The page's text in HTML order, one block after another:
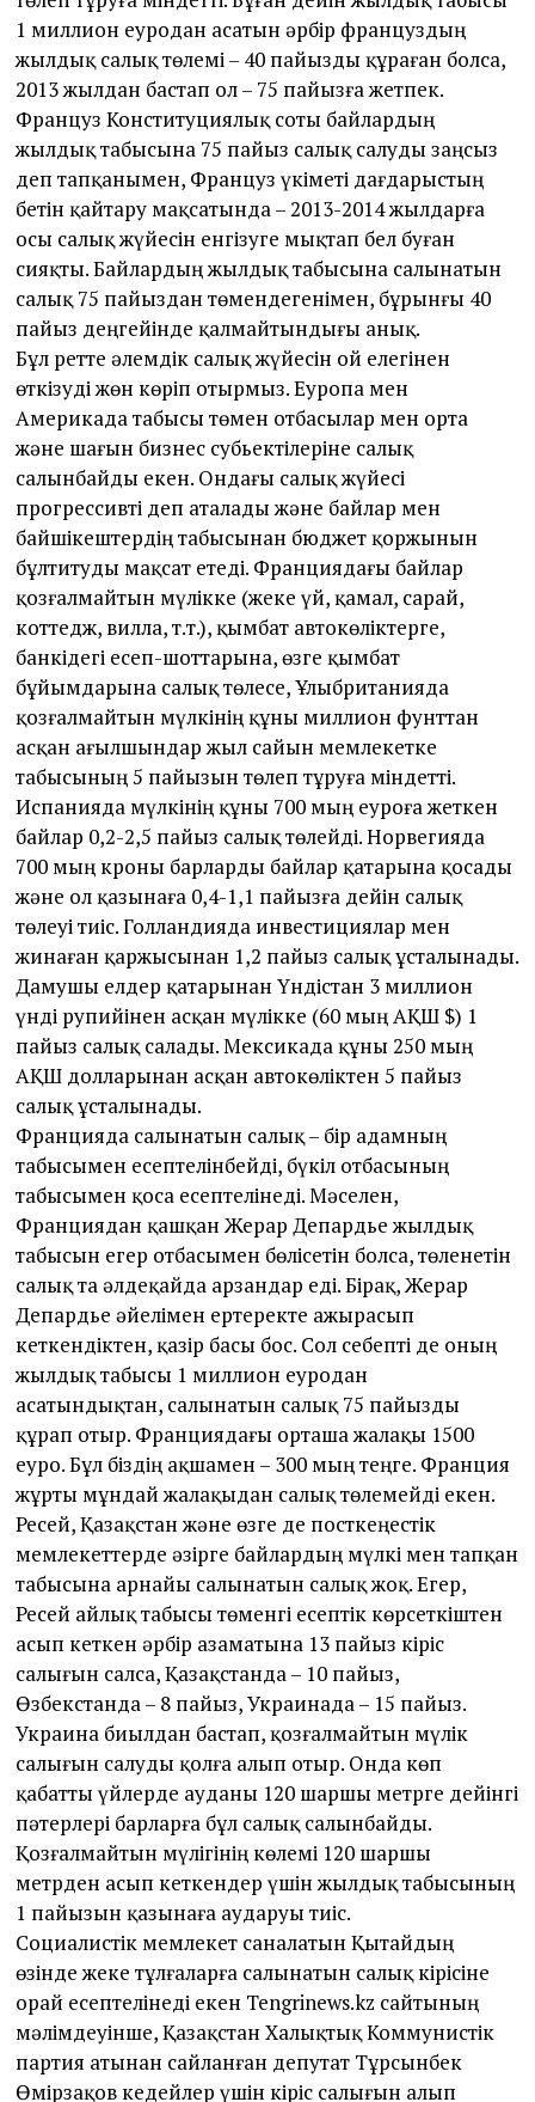
1 миллион еуродан асатын әрбір француздың
жылдық салық төлемі – 40 пайызды құраған болса,
2013 жылдан бастап ол – 75 пайызға жетпек.
Француз Конституциялық соты байлардың
жылдық табысына 75 пайыз салық салуды заңсыз
деп тапқанымен, Француз үкіметі дағдарыстың
бетін қайтару мақсатында – 2013-2014 жылдарға
осы салық жүйесін енгізуге мықтап бел буған
сияқты. Байлардың жылдық табысына салынатын
салық 75 пайыздан төмендегенімен, бұрынғы 40
па­йыз деңгейінде қалмайтындығы анық.
Бұл ретте әлемдік салық жүйесін ой елегінен
өткізуді жөн көріп отырмыз. Еуропа мен
Америкада табысы төмен отбасылар мен орта
және шағын бизнес субьектілеріне салық
салынбайды екен. Ондағы салық жүйесі
прогрессивті деп аталады және байлар мен
байшікештердің табысынан бюджет қоржынын
бұлтитуды мақсат етеді. Франциядағы байлар
қозғалмайтын мүлікке (жеке үй, қамал, сарай,
коттедж, вилла, т.т.), қымбат автокөліктерге,
банкідегі есеп-шоттарына, өзге қымбат
бұйымдарына салық төлесе, Ұлыбританияда
қозғалмайтын мүлкінің құны миллион фунттан
асқан ағылшындар жыл сайын мемлекетке
табысының 5 пайызын төлеп тұруға міндетті.
Испанияда мүлкінің құны 700 мың еуроға жеткен
байлар 0,2-2,5 пайыз салық төлейді. Норвегияда
700 мың кроны барларды байлар қатарына қосады
және ол қазынаға 0,4-1,1 пайызға дейін салық
төлеуі тиіс. Голландияда инвестиция­лар мен
жинаған қаржысынан 1,2 пайыз салық ұсталынады.
Дамушы елдер қатарынан Үндістан 3 мил­лион
үнді рупийінен асқан мүлікке (60 мың АҚШ $) 1
пайыз салық салады. Мексикада құны 250 мың
АҚШ долларынан асқан автокөліктен 5 пайыз
салық ұсталынады.
Францияда салынатын салық – бір адамның
табысымен есептелінбейді, бүкіл отбасының
табысымен қоса есептелінеді. Мәселен,
Франциядан қашқан Жерар Депардье жылдық
табысын егер отбасымен бөлісетін болса, төленетін
салық та әлдеқайда арзандар еді. Бірақ, Жерар
Депардье әйелімен ертеректе ажырасып
кеткендіктен, қазір басы бос. Сол себепті де оның
жылдық табысы 1 миллион еуродан
асатындықтан, салынатын салық 75 пайызды
құрап отыр. Франциядағы орташа жалақы 1500
еуро. Бұл біздің ақшамен – 300 мың теңге. Франция
жұрты мұндай жалақыдан салық төлемейді екен.
Ресей, Қазақстан және өзге де посткеңестік
мемлекеттерде әзірге байлардың мүлкі мен тапқан
табысына арнайы салынатын салық жоқ. Егер,
Ресей айлық табысы төменгі есептік көрсеткіштен
асып кеткен әрбір азаматына 13 пайыз кіріс
салығын салса, Қазақстанда – 10 пайыз,
Өзбекстанда – 8 пайыз, Украинада – 15 пайыз.
Украина биыл­дан бастап, қозғалмайтын мүлік
салығын салуды қолға алып отыр. Онда көп
қабатты үйлерде ауданы 120 шаршы метрге дейінгі
пәтерлері барларға бұл салық салынбайды.
Қозғалмайтын мүлігінің көлемі 120 шаршы
метрден асып кеткендер үшін жылдық табысының
1 пайызын қазынаға аударуы тиіс.
Социалистік мемлекет саналатын Қытайдың
өзінде жеке тұлғаларға салынатын салық кірісіне
орай есептелінеді екен Tengrinews.kz сайтының
мәлімдеуінше, Қазақстан Халықтық Коммунистік
партия атынан сайланған депутат Тұрсынбек
Өмірзақов кедейлер үшін кіріс салығын алып